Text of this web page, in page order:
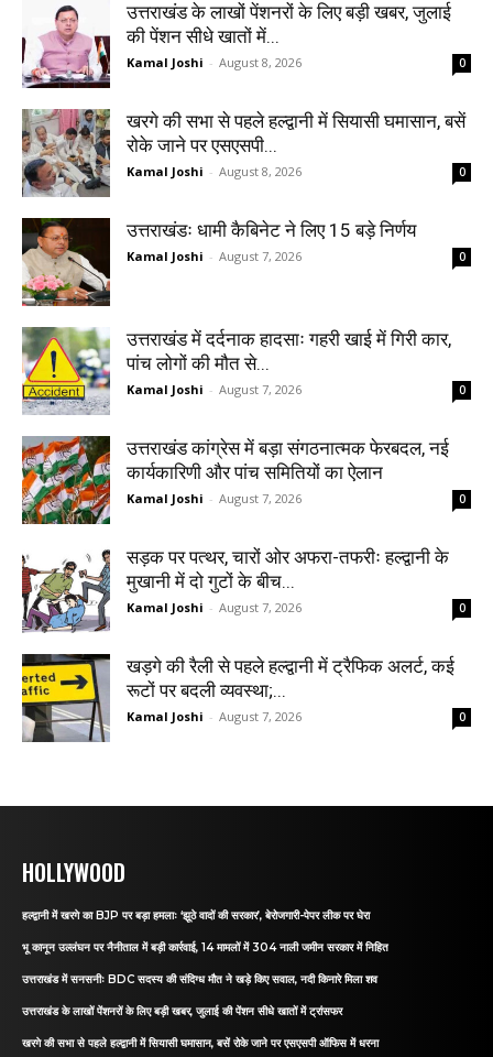
उत्तराखंड के लाखों पेंशनरों के लिए बड़ी खबर, जुलाई
की पेंशन सीधे खातों में...
Kamal Joshi - August 8, 2026 0
खरगे की सभा से पहले हल्द्वानी में सियासी घमासान, बसें
रोके जाने पर एसएसपी...
Kamal Joshi - August 8, 2026 0
उत्तराखंडः धामी कैबिनेट ने लिए 15 बड़े निर्णय
Kamal Joshi - August 7, 2026 0
उत्तराखंड में दर्दनाक हादसाः गहरी खाई में गिरी कार,
पांच लोगों की मौत से...
Kamal Joshi - August 7, 2026 0
उत्तराखंड कांग्रेस में बड़ा संगठनात्मक फेरबदल, नई
कार्यकारिणी और पांच समितियों का ऐलान
Kamal Joshi - August 7, 2026 0
सड़क पर पत्थर, चारों ओर अफरा-तफरीः हल्द्वानी के
मुखानी में दो गुटों के बीच...
Kamal Joshi - August 7, 2026 0
खड़गे की रैली से पहले हल्द्वानी में ट्रैफिक अलर्ट, कई
रूटों पर बदली व्यवस्था;...
Kamal Joshi - August 7, 2026 0
HOLLYWOOD
हल्द्वानी में खरगे का BJP पर बड़ा हमलाः ‘झूठे वादों की सरकार’, बेरोजगारी-पेपर लीक पर घेरा
भू कानून उल्लंघन पर नैनीताल में बड़ी कार्रवाई, 14 मामलों में 304 नाली जमीन सरकार में निहित
उत्तराखंड में सनसनीः BDC सदस्य की संदिग्ध मौत ने खड़े किए सवाल, नदी किनारे मिला शव
उत्तराखंड के लाखों पेंशनरों के लिए बड़ी खबर, जुलाई की पेंशन सीधे खातों में ट्रांसफर
खरगे की सभा से पहले हल्द्वानी में सियासी घमासान, बसें रोके जाने पर एसएसपी ऑफिस में धरना